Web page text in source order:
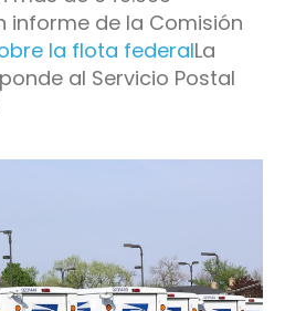
informe de la Comisión
la flota federalLa
al Servicio Postal